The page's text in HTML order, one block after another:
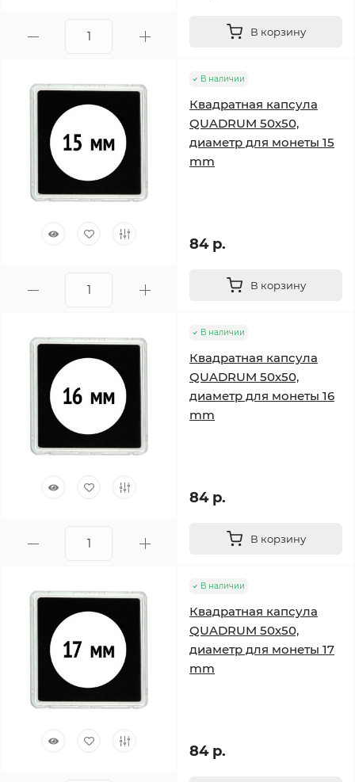
В корзину
В наличии
Квадратная капсула
QUADRUM 50х50,
диаметр для монеты 15
mm
84 р.
В корзину
В наличии
Квадратная капсула
QUADRUM 50х50,
диаметр для монеты 16
mm
84 р.
В корзину
В наличии
Квадратная капсула
QUADRUM 50х50,
диаметр для монеты 17
mm
84 р.